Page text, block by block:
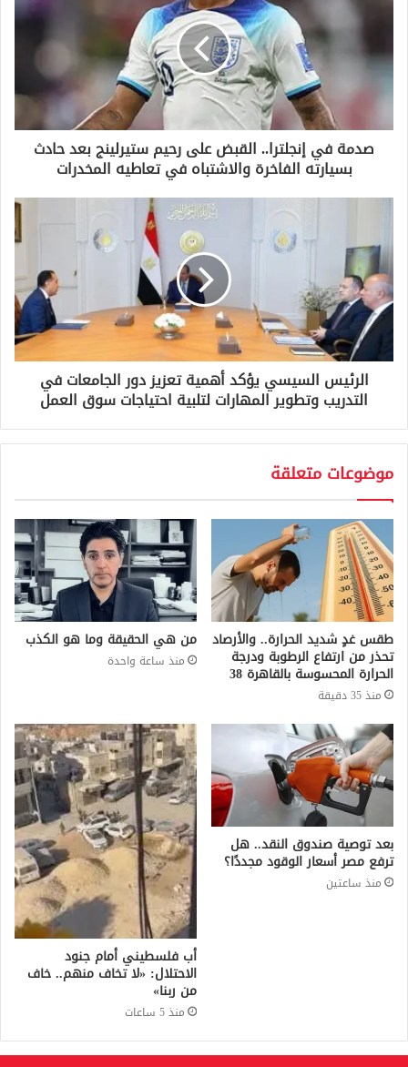
ا
إ
ل
ك
ر
صدمة في إنجلترا.. القبض على رحيم ستيرلينج بعد حادث
بسيارته الفاخرة والاشتباه في تعاطيه المخدرات
الرئيس السيسي يؤكد أهمية تعزيز دور الجامعات في
التدريب وتطوير المهارات لتلبية احتياجات سوق العمل
موضوعات متعلقة
طقس غدٍ شديد الحرارة.. والأرصاد
تحذر من ارتفاع الرطوبة ودرجة
الحرارة المحسوسة بالقاهرة 38
منذ 35 دقيقة
من هي الحقيقة وما هو الكذب
منذ ساعة واحدة
بعد توصية صندوق النقد.. هل
ترفع مصر أسعار الوقود مجددًا؟
منذ ساعتين
أب فلسطيني أمام جنود
الاحتلال: «لا تخاف منهم.. خاف
من ربنا»
منذ 5 ساعات